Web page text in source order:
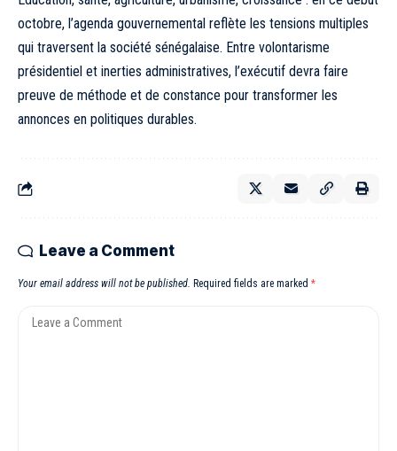
octobre, l’agenda gouvernemental reflète les tensions multiples
qui traversent la société sénégalaise. Entre volontarisme
présidentiel et inerties administratives, l’exécutif devra faire
preuve de méthode et de constance pour transformer les
annonces en politiques durables.
Leave a Comment
Your email address will not be published. Required fields are marked *